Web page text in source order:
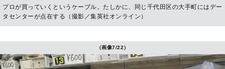
プロが買っていくというケーブル。たしかに、同じ千代田区の大手町にはデー
タセンターが点在する（撮影／集英社オンライン）
（画像7/22）